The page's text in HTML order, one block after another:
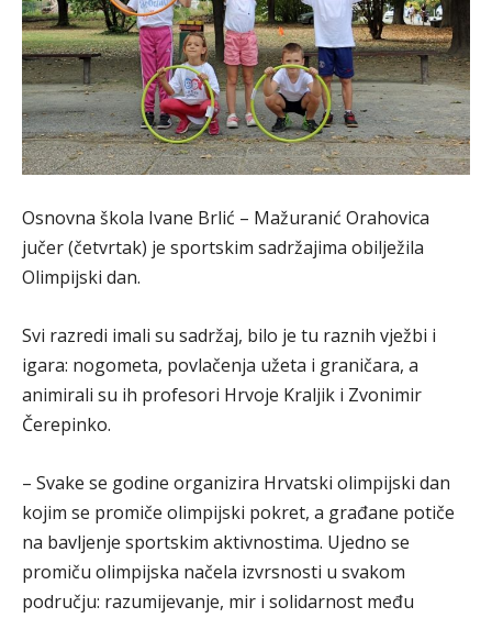
Osnovna škola Ivane Brlić – Mažuranić Orahovica
jučer (četvrtak) je sportskim sadržajima obilježila
Olimpijski dan.
Svi razredi imali su sadržaj, bilo je tu raznih vježbi i
igara: nogometa, povlačenja užeta i graničara, a
animirali su ih profesori Hrvoje Kraljik i Zvonimir
Čerepinko.
– Svake se godine organizira Hrvatski olimpijski dan
kojim se promiče olimpijski pokret, a građane potiče
na bavljenje sportskim aktivnostima. Ujedno se
promiču olimpijska načela izvrsnosti u svakom
području: razumijevanje, mir i solidarnost među